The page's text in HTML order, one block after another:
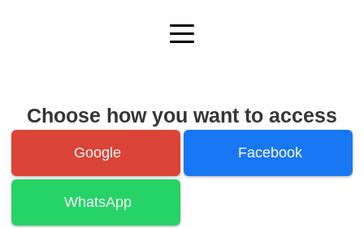
Choose how you want to access
Google Facebook
WhatsApp